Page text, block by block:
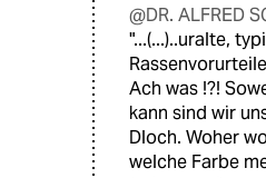
@DR. ALFRED
"...(...)..uralte,
Ach was !?!
kann sind wir
Dloch. Woher
welche Farbe